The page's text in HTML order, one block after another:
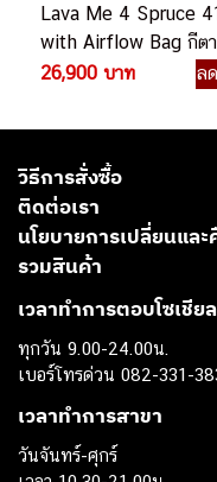
Lava Me 4 Spruce
with Airflow Bag กีต
โปร่งไฟฟ้า
26,900 บาท ล
วิธีการสั่งซื้อ
ติดต่อเรา
นโยบายการเปลี่ยนแล
รวมสินค้า
เวลาทำการตอบโซเชียล
ทุกวัน 9.00-24.00น.
เบอร์โทรด่วน 082-331-
เวลาทำการสาขา
วันจันทร์-ศุกร์